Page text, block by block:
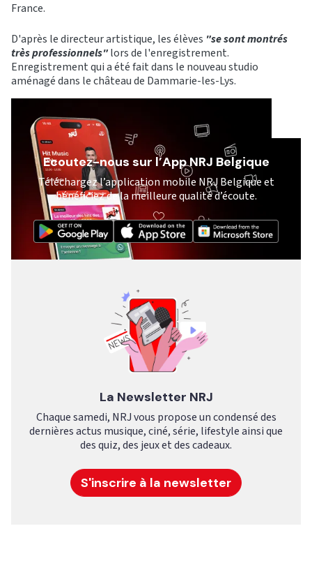
France.
D'après le directeur artistique, les élèves "se sont montrés
très professionnels"lors de l'enregistrement.
Enregistrement qui a été fait dans le nouveau studio
aménagé dans le château de Dammarie-les-Lys.
Ecoutez-nous sur l’App NRJ Belgique
Téléchargez l’application mobile NRJ Belgique et
bénéficiez de la meilleure qualité d’écoute.
La Newsletter NRJ
Chaque samedi, NRJ vous propose un condensé des
dernières actus musique, ciné, série, lifestyle ainsi que
des quiz, des jeux et des cadeaux.
S'inscrire à la newsletter